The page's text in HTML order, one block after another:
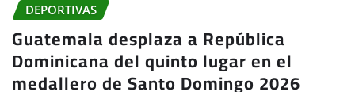
DEPORTIVAS
Guatemala desplaza a República
Dominicana del quinto lugar en el
medallero de Santo Domingo 2026